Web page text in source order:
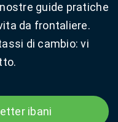
guide pratiche
da frontaliere.
di cambio: vi
ibani